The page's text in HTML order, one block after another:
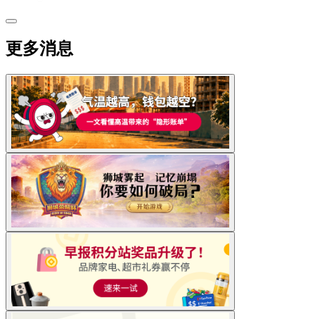
更多消息